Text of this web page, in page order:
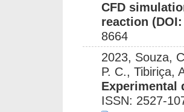
CFD
reaction
8664
2023, Souza,
P. C., Tibiriça,
Experimental
ISSN: 2527-